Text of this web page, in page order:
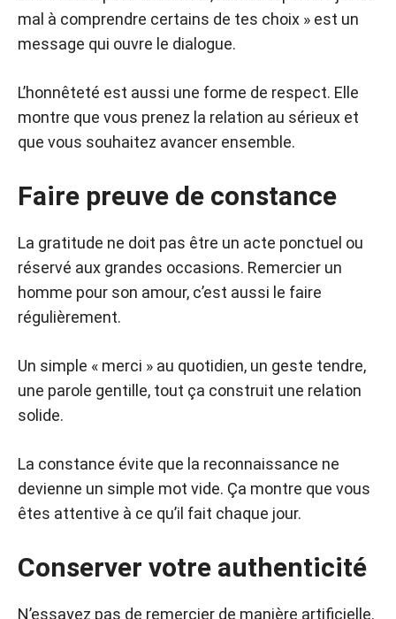
mal à comprendre certains de tes choix » est un
message qui ouvre le dialogue.
L’honnêteté est aussi une forme de respect. Elle
montre que vous prenez la relation au sérieux et
que vous souhaitez avancer ensemble.
Faire preuve de constance
La gratitude ne doit pas être un acte ponctuel ou
réservé aux grandes occasions. Remercier un
homme pour son amour, c’est aussi le faire
régulièrement.
Un simple « merci » au quotidien, un geste tendre,
une parole gentille, tout ça construit une relation
solide.
La constance évite que la reconnaissance ne
devienne un simple mot vide. Ça montre que vous
êtes attentive à ce qu’il fait chaque jour.
Conserver votre authenticité
N’essayez pas de remercier de manière artificielle.